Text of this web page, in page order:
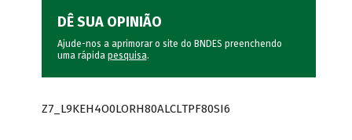
DÊ SUA OPINIÃO
Ajude-nos a aprimorar o site do BNDES preenchendo
uma rápida pesquisa.
Z7_L9KEH4O0LORH80ALCLTPF80SI6